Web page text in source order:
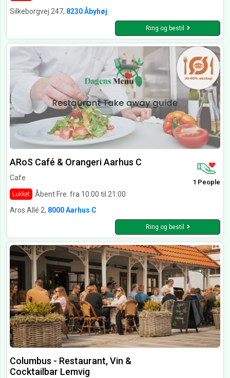
Silkeborgvej 247, 8230 Åbyhøj
Ring og bestil
ARoS Café & Orangeri Aarhus C
Cafe
Lukket Åbent Fre. fra 10:00 til 21:00
1 People
Aros Allé 2, 8000 Aarhus C
Ring og bestil
Columbus - Restaurant, Vin &
Cocktailbar Lemvig